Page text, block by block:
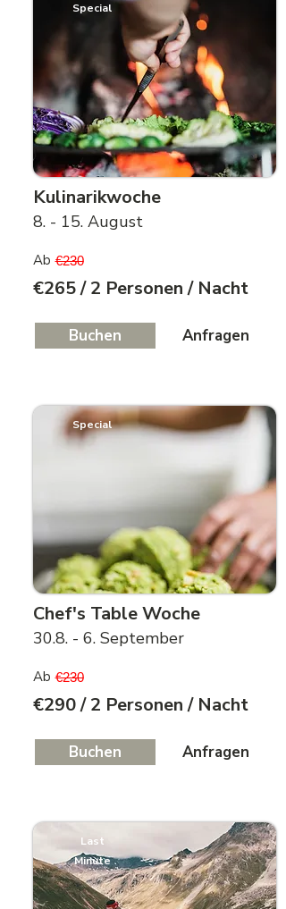
Special
Kulinarikwoche
8. - 15. August
Ab €230
€265 / 2 Personen / Nacht
Buchen Anfragen
Special
Chef's Table Woche
30.8. - 6. September
Ab €230
€290 / 2 Personen / Nacht
Buchen Anfragen
Last
Minute